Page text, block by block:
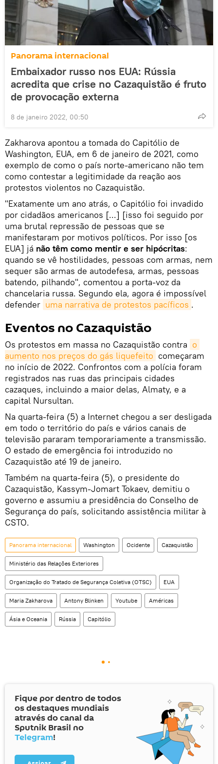
Panorama internacional
Embaixador russo nos EUA: Rússia
acredita que crise no Cazaquistão é fruto
de provocação externa
8 de janeiro 2022, 00:50
Zakharova apontou a tomada do Capitólio de
Washington, EUA, em 6 de janeiro de 2021, como
exemplo de como o país norte-americano não tem
como contestar a legitimidade da reação aos
protestos violentos no Cazaquistão.
"Exatamente um ano atrás, o Capitólio foi invadido
por cidadãos americanos [...] [isso foi seguido por
uma brutal repressão de pessoas que se
manifestaram por motivos políticos. Por isso [os
EUA] já não têm como mentir e ser hipócritas:
quando se vê hostilidades, pessoas com armas, nem
sequer são armas de autodefesa, armas, pessoas
batendo, pilhando", comentou a porta-voz da
chancelaria russa. Segundo ela, agora é impossível
defender uma narrativa de protestos pacíficos .
Eventos no Cazaquistão
Os protestos em massa no Cazaquistão contra o
aumento nos preços do gás liquefeito começaram
no início de 2022. Confrontos com a polícia foram
registrados nas ruas das principais cidades
cazaques, incluindo a maior delas, Almaty, e a
capital Nursultan.
Na quarta-feira (5) a Internet chegou a ser desligada
em todo o território do país e vários canais de
televisão pararam temporariamente a transmissão.
O estado de emergência foi introduzido no
Cazaquistão até 19 de janeiro.
Também na quarta-feira (5), o presidente do
Cazaquistão, Kassym-Jomart Tokaev, demitiu o
governo e assumiu a presidência do Conselho de
Segurança do país, solicitando assistência militar à
CSTO.
Panorama internacional Washington Ocidente Cazaquistão
Ministério das Relações Exteriores
Organização do Tratado de Segurança Coletiva (OTSC) EUA
Maria Zakharova Antony Blinken Youtube Américas
Ásia e Oceania Rússia Capitólio
Fique por dentro de todos
os destaques mundiais
através do canal da
Sputnik Brasil no
Telegram!